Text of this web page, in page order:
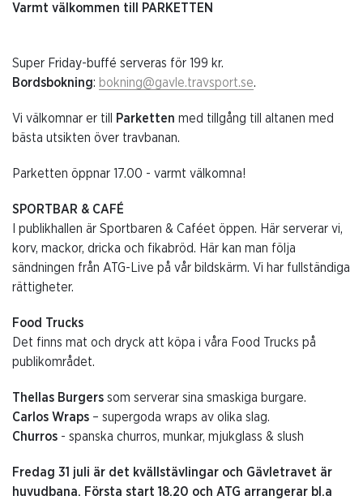
Varmt välkommen till PARKETTEN
Super Friday-buffé serveras för 199 kr.
Bordsbokning: bokning@gavle.travsport.se.
Vi välkomnar er till Parketten med tillgång till altanen med
bästa utsikten över travbanan.
Parketten öppnar 17.00 - varmt välkomna!
SPORTBAR & CAFÉ
I publikhallen är Sportbaren & Caféet öppen. Här serverar vi,
korv, mackor, dricka och fikabröd. Här kan man följa
sändningen från ATG-Live på vår bildskärm. Vi har fullständiga
rättigheter.
Food Trucks
Det finns mat och dryck att köpa i våra Food Trucks på
publikområdet.
Thellas Burgers som serverar sina smaskiga burgare.
Carlos Wraps – supergoda wraps av olika slag.
Churros - spanska churros, munkar, mjukglass & slush
Fredag 31 juli är det kvällstävlingar och Gävletravet är
huvudbana. Första start 18.20 och ATG arrangerar bl.a